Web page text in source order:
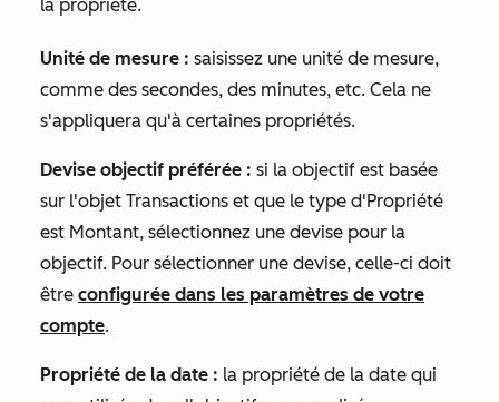
la propriété.
Unité de mesure : saisissez une unité de mesure,
comme des secondes, des minutes, etc. Cela ne
s'appliquera qu'à certaines propriétés.
Devise objectif préférée : si la objectif est basée
sur l'objet Transactions et que le type d'Propriété
est Montant, sélectionnez une devise pour la
objectif. Pour sélectionner une devise, celle-ci doit
être configurée dans les paramètres de votre
compte.
Propriété de la date : la propriété de la date qui